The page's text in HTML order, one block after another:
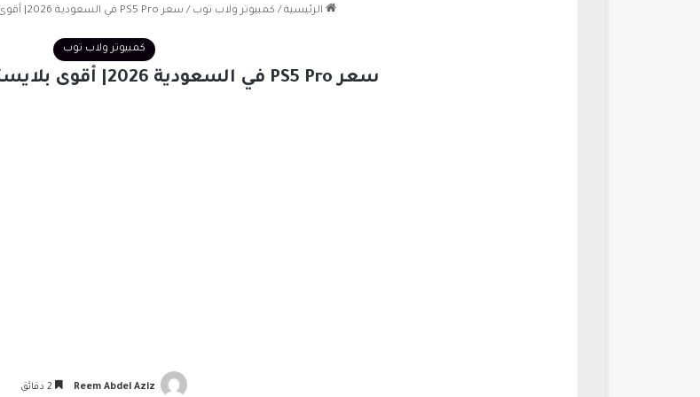
الرئيسية / كمبيوتر ولاب توب / سعر PS5 Pro في السعودية 2026| أقوى بلايستيشن سوني للألعاب
كمبيوتر ولاب توب
سعر PS5 Pro في السعودية 2026| أقوى بلايستيشن سوني للألعاب
Reem Abdel Aziz